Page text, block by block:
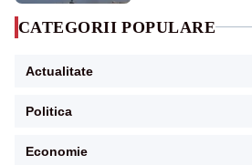
CATEGORII POPULARE
Actualitate
Politica
Economie